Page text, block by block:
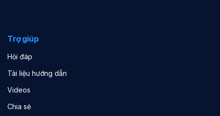
Trợ giúp
Hỏi đáp
Tài liệu hướng dẫn
Videos
Chia sẻ